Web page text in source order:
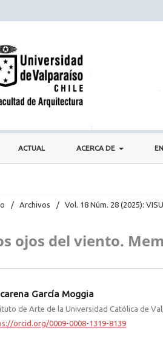
ACTUAL ACERCA DE
/ Archivos / Vol. 18 Núm. 28 (2025):
ojos del viento.
García Moggia
de Arte de la Universidad Católica de
orcid.org/0009-0008-1319-8139